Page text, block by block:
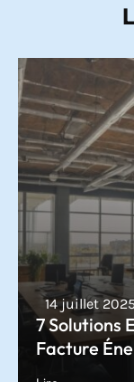
14 juillet
7 Solutions
Facture